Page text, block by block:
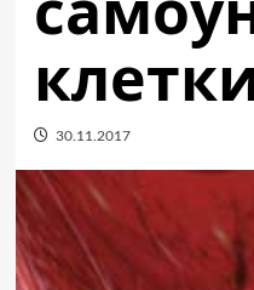
30.11.2017